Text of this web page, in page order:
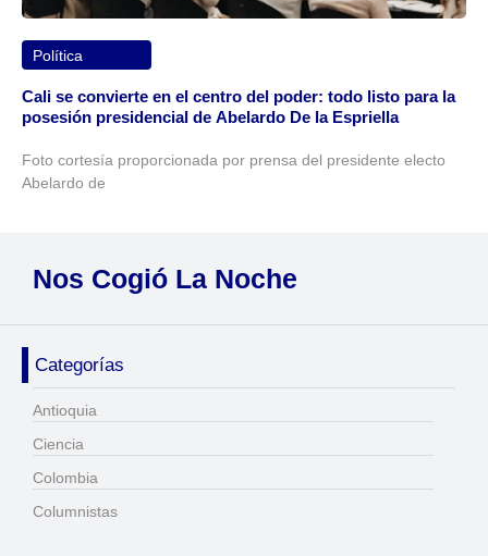
Política
Cali se convierte en el centro del poder: todo listo para la
posesión presidencial de Abelardo De la Espriella
Foto cortesía proporcionada por prensa del presidente electo
Abelardo de
Nos Cogió La Noche
Categorías
Antioquia
Ciencia
Colombia
Columnistas